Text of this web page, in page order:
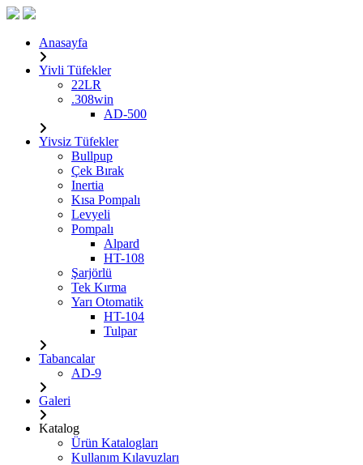
Anasayfa
Yivli Tüfekler
22LR
.308win
AD-500
Yivsiz Tüfekler
Bullpup
Çek Bırak
Inertia
Kısa Pompalı
Levyeli
Pompalı
Alpard
HT-108
Şarjörlü
Tek Kırma
Yarı Otomatik
HT-104
Tulpar
Tabancalar
AD-9
Galeri
Katalog
Ürün Katalogları
Kullanım Kılavuzları